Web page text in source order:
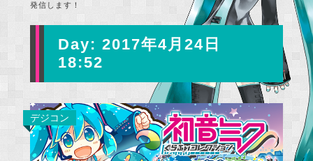
発信します！
Day: 2017年4月24日
18:52
デジコン